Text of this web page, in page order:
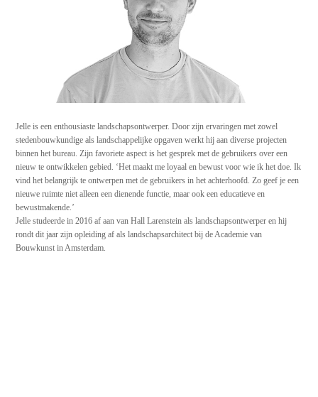
Jelle is een enthousiaste landschapsontwerper. Door zijn ervaringen met zowel
stedenbouwkundige als landschappelijke opgaven werkt hij aan diverse projecten
binnen het bureau. Zijn favoriete aspect is het gesprek met de gebruikers over een
nieuw te ontwikkelen gebied. ‘Het maakt me loyaal en bewust voor wie ik het doe. Ik
vind het belangrijk te ontwerpen met de gebruikers in het achterhoofd. Zo geef je een
nieuwe ruimte niet alleen een dienende functie, maar ook een educatieve en
bewustmakende.’
Jelle studeerde in 2016 af aan van Hall Larenstein als landschapsontwerper en hij
rondt dit jaar zijn opleiding af als landschapsarchitect bij de Academie van
Bouwkunst in Amsterdam.